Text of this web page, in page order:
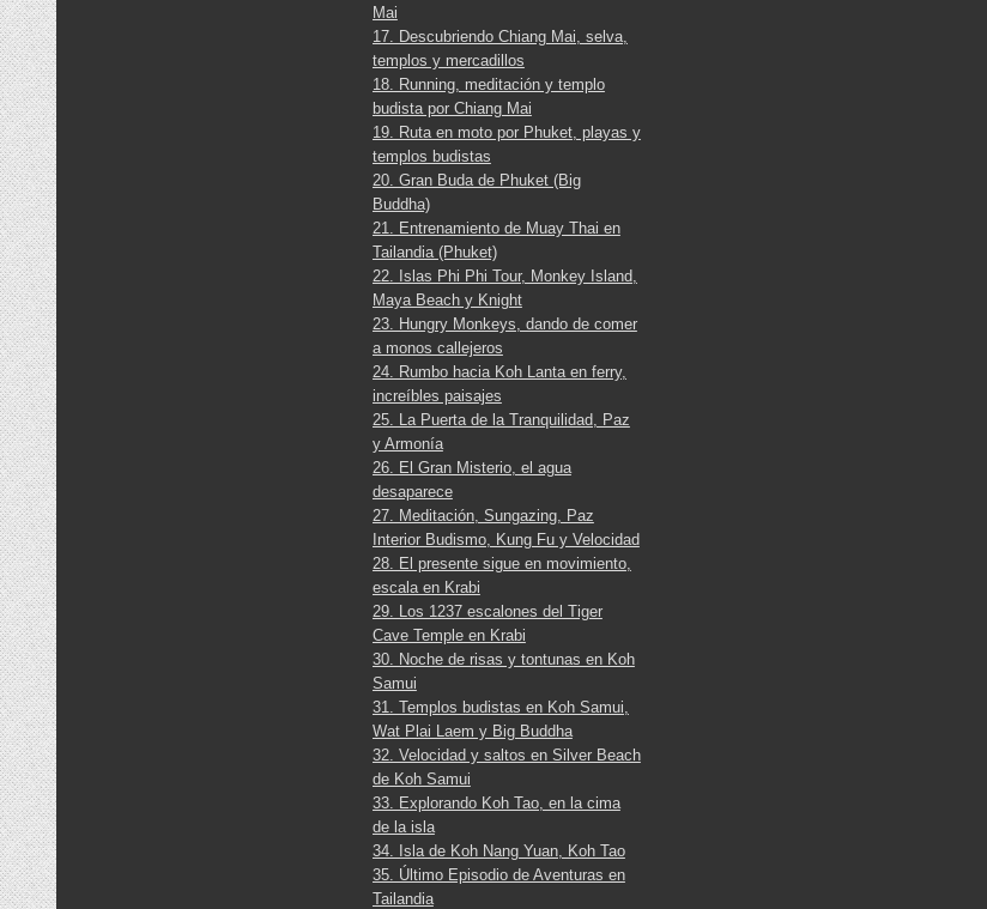
Mai
17. Descubriendo Chiang Mai, selva,
templos y mercadillos
18. Running, meditación y templo
budista por Chiang Mai
19. Ruta en moto por Phuket, playas y
templos budistas
20. Gran Buda de Phuket (Big
Buddha)
21. Entrenamiento de Muay Thai en
Tailandia (Phuket)
22. Islas Phi Phi Tour, Monkey Island,
Maya Beach y Knight
23. Hungry Monkeys, dando de comer
a monos callejeros
24. Rumbo hacia Koh Lanta en ferry,
increíbles paisajes
25. La Puerta de la Tranquilidad, Paz
y Armonía
26. El Gran Misterio, el agua
desaparece
27. Meditación, Sungazing, Paz
Interior Budismo, Kung Fu y Velocidad
28. El presente sigue en movimiento,
escala en Krabi
29. Los 1237 escalones del Tiger
Cave Temple en Krabi
30. Noche de risas y tontunas en Koh
Samui
31. Templos budistas en Koh Samui,
Wat Plai Laem y Big Buddha
32. Velocidad y saltos en Silver Beach
de Koh Samui
33. Explorando Koh Tao, en la cima
de la isla
34. Isla de Koh Nang Yuan, Koh Tao
35. Último Episodio de Aventuras en
Tailandia